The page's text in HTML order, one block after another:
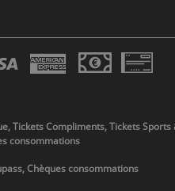
Tickets Compliments, Tickets Sports
consommations
Chèques consommations